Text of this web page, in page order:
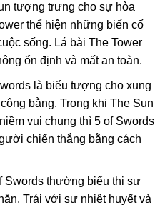
tượng trưng cho sự hòa
thể hiện những biến cố
sống. Lá bài The Tower
ổn định và mất an toàn.
là biểu tượng cho xung
bằng. Trong khi The Sun
vui chung thì 5 of Swords
chiến thắng bằng cách
Swords thường biểu thị sự
Trái với sự nhiệt huyết và